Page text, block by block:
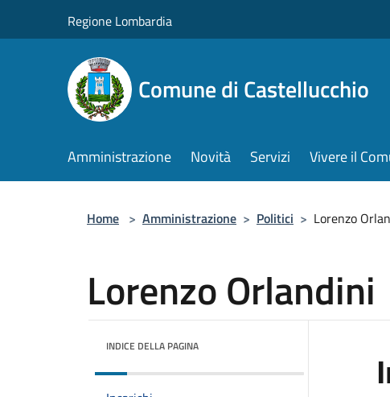
Regione Lombardia
Comune di Castellucchio
Amministrazione Novità Servizi Vivere il
Home > Amministrazione > Politici > Lorenzo
Lorenzo Orlandini
INDICE DELLA PAGINA